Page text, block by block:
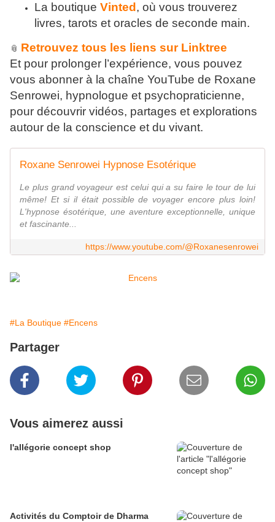
La boutique Vinted , où vous trouverez
livres, tarots et oracles de seconde main.
📎 Retrouvez tous les liens sur Linktree
Et pour prolonger l’expérience, vous pouvez
vous abonner à la chaîne YouTube de Roxane
Senrowei, hypnologue et psychopraticienne,
pour découvrir vidéos, partages et explorations
autour de la conscience et du vivant.
Roxane Senrowei Hypnose Esotérique
Le plus grand voyageur est celui qui a su faire le tour de lui
même! Et si il était possible de voyager encore plus loin!
L'hypnose ésotérique, une aventure exceptionnelle, unique
et fascinante...
https://www.youtube.com/@Roxanesenrowei
#La Boutique #Encens
Partager
Vous aimerez aussi
l'allégorie concept shop
Activités du Comptoir de Dharma